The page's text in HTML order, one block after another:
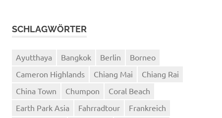
SCHLAGWÖRTER
Ayutthaya Bangkok Berlin
Borneo
Cameron Highlands
Chiang Mai
Chiang Rai
China Town
Chumpon
Coral Beach
Earth Park Asia
Fahrradtour
Frankreich